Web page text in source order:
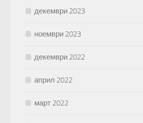
декември 2023
ноември 2023
декември 2022
април 2022
март 2022